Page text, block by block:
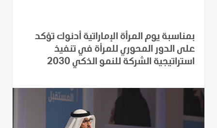
بمناسبة يوم المرأة الإماراتية أدنوك تؤكد
على الدور المحوري للمرأة في تنفيذ
استراتيجية الشركة للنمو الذكي 2030